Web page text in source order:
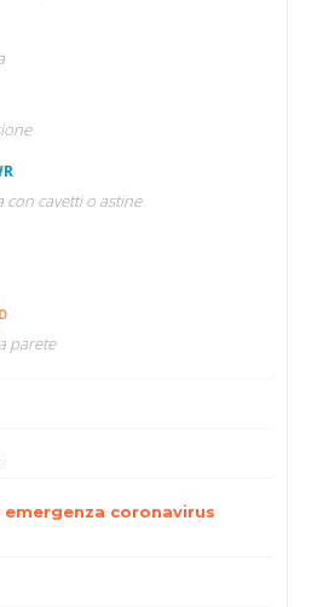
con cavetti o astine
parete
coronavirus